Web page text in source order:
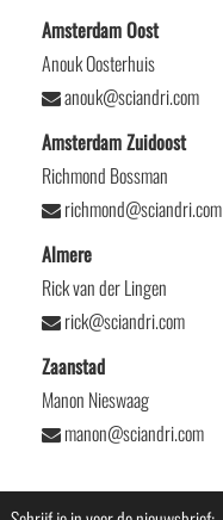
Amsterdam Oost
Anouk Oosterhuis
anouk@sciandri.com
Amsterdam Zuidoost
Richmond Bossman
richmond@sciandri.com
Almere
Rick van der Lingen
rick@sciandri.com
Zaanstad
Manon Nieswaag
manon@sciandri.com